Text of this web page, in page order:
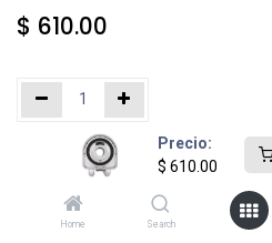
Precio:
$ 610.00
Home Search
$ 610.00
Añadir al carrito
Agregar a la lista de deseos